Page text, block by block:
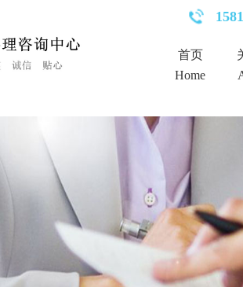
首页
Home